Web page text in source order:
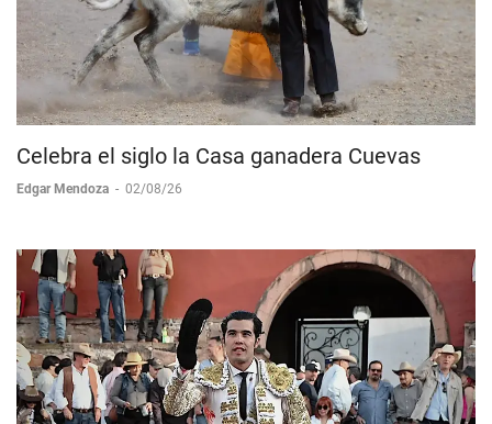
Celebra el siglo la Casa ganadera Cuevas
Edgar Mendoza - 02/08/26